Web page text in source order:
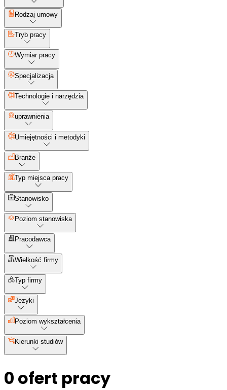
Rodzaj umowy
Tryb pracy
Wymiar pracy
Specjalizacja
Technologie i narzędzia
uprawnienia
Umiejętności i metodyki
Branże
Typ miejsca pracy
Stanowisko
Poziom stanowiska
Pracodawca
Wielkość firmy
Typ firmy
Języki
Poziom wykształcenia
Kierunki studiów
0 ofert pracy